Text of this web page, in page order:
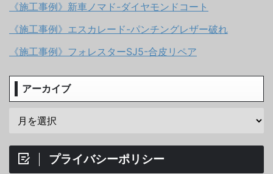
《施工事例》新車ノマド-ダイヤモンドコート
《施工事例》エスカレード-パンチングレザー破れ
《施工事例》フォレスターSJ5-合皮リペア
アーカイブ
プライバシーポリシー